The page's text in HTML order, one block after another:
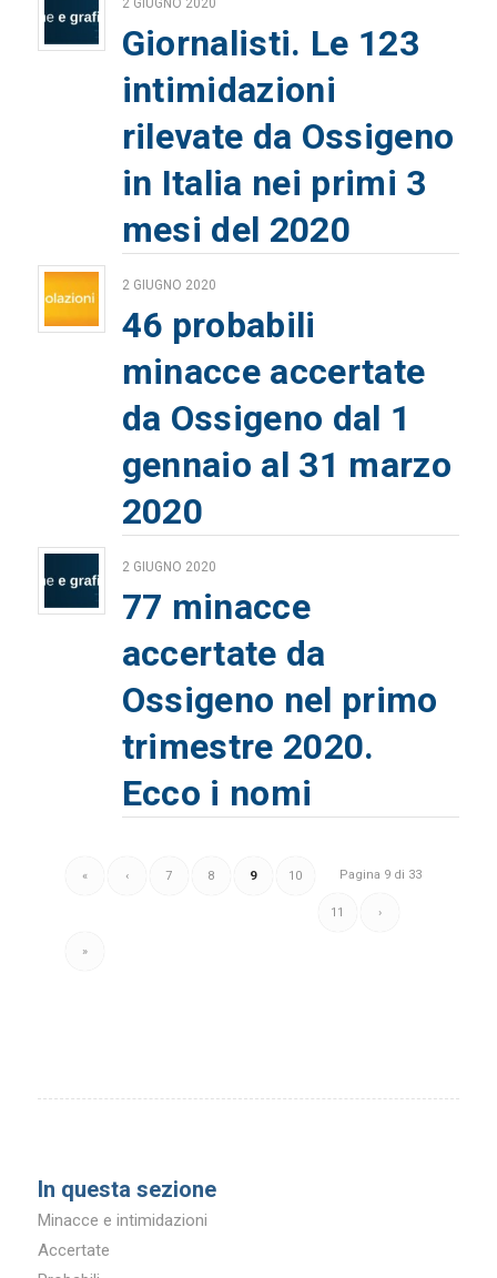
2 GIUGNO 2020
Giornalisti. Le 123
intimidazioni
rilevate da Ossigeno
in Italia nei primi 3
mesi del 2020
2 GIUGNO 2020
46 probabili
minacce accertate
da Ossigeno dal 1
gennaio al 31 marzo
2020
2 GIUGNO 2020
77 minacce
accertate da
Ossigeno nel primo
trimestre 2020.
Ecco i nomi
Pagina 9 di 33
« ‹ 7 8 9 10
11 ›
»
In questa sezione
Minacce e intimidazioni
Accertate